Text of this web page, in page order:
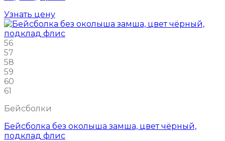
Узнать цену
56
57
58
59
60
61
Бейсболки
Бейсболка без околыша замша, цвет чёрный,
подклад флис